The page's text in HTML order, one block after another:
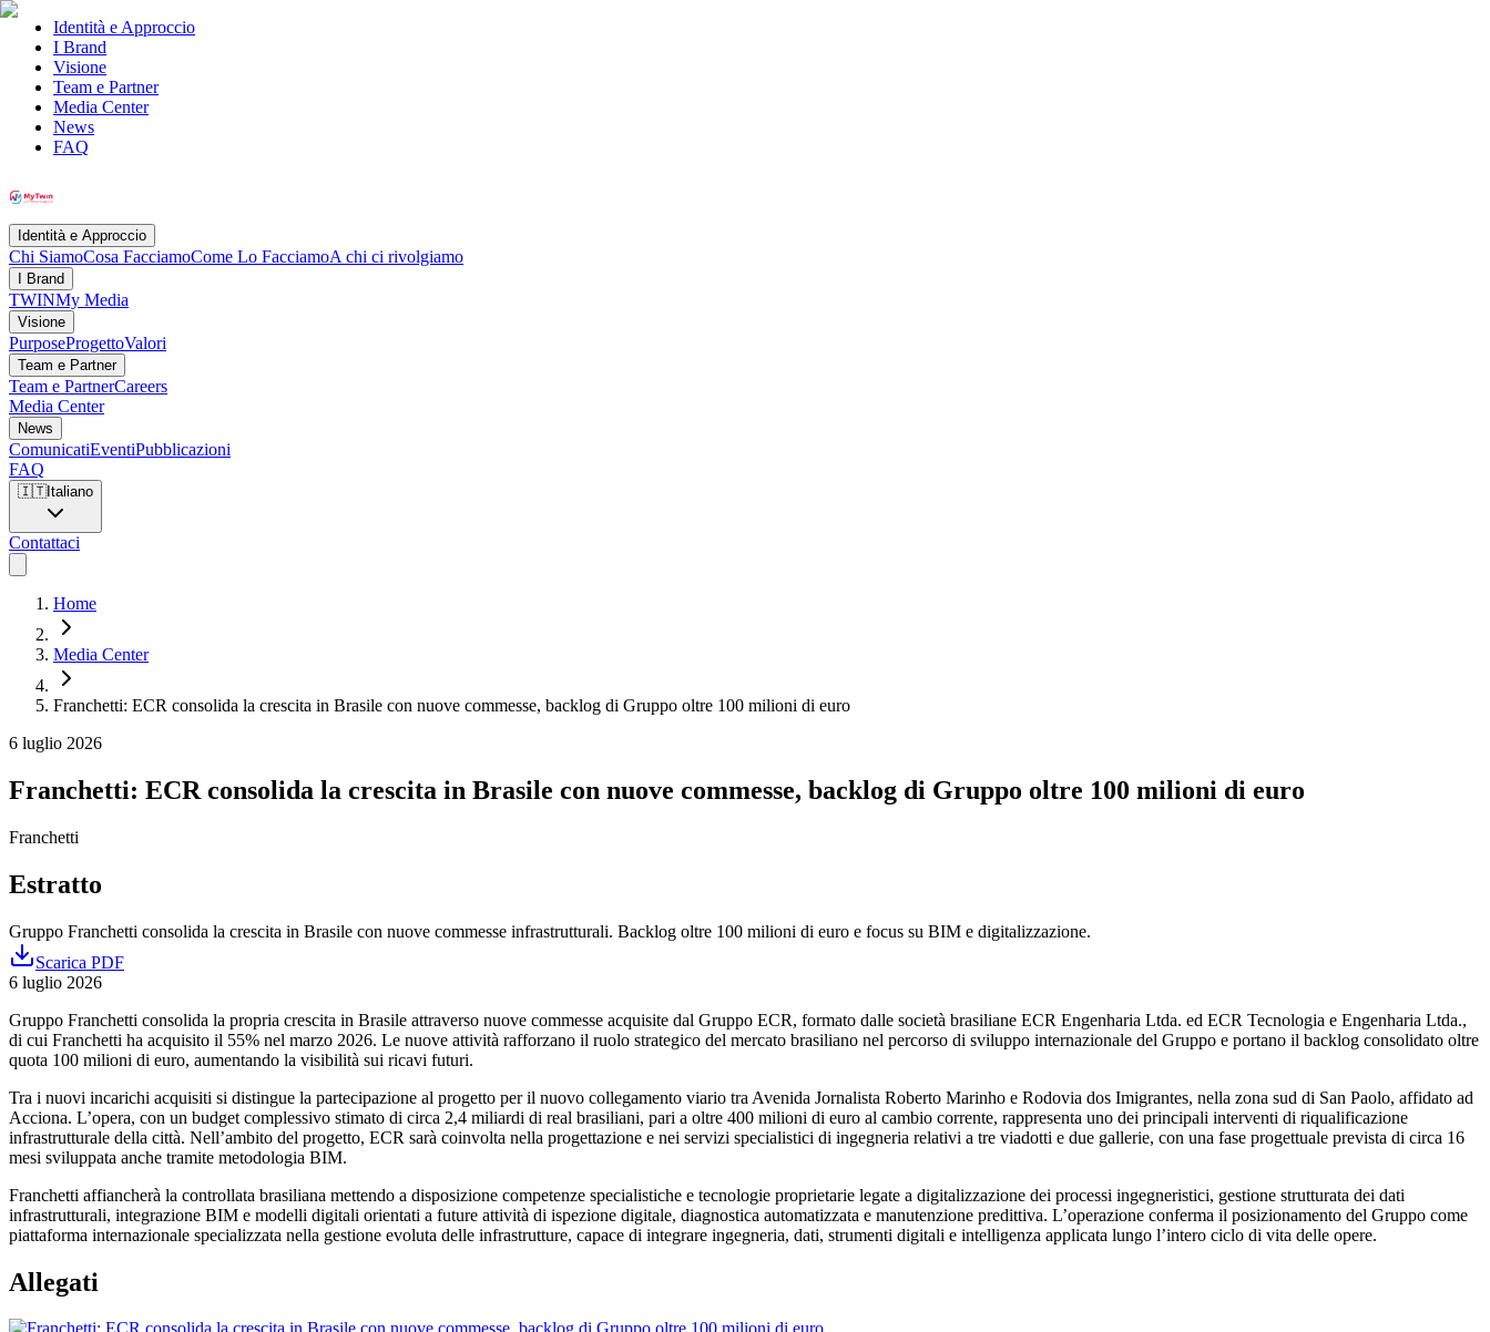
Identità e Approccio
I Brand
Visione
Team e Partner
Media Center
News
FAQ
Identità e Approccio
Chi SiamoCosa FacciamoCome Lo FacciamoA chi ci rivolgiamo
I Brand
TWINMy Media
Visione
PurposeProgettoValori
Team e Partner
Team e PartnerCareers
Media Center
News
ComunicatiEventiPubblicazioni
FAQ
🇮🇹Italiano
Contattaci
Home
Media Center
Franchetti: ECR consolida la crescita in Brasile con nuove commesse, backlog di Gruppo oltre 100 milioni di euro
6 luglio 2026
Franchetti: ECR consolida la crescita in Brasile con nuove commesse, backlog di Gruppo oltre 100 milioni di euro
Franchetti
Estratto
Gruppo Franchetti consolida la crescita in Brasile con nuove commesse infrastrutturali. Backlog oltre 100 milioni di euro e focus su BIM e digitalizzazione.
Scarica PDF
6 luglio 2026
Gruppo Franchetti consolida la propria crescita in Brasile attraverso nuove commesse acquisite dal Gruppo ECR, formato dalle società brasiliane ECR Engenharia Ltda. ed ECR Tecnologia e Engenharia Ltda.,
di cui Franchetti ha acquisito il 55% nel marzo 2026. Le nuove attività rafforzano il ruolo strategico del mercato brasiliano nel percorso di sviluppo internazionale del Gruppo e portano il backlog consolidato oltre
quota 100 milioni di euro, aumentando la visibilità sui ricavi futuri.
Tra i nuovi incarichi acquisiti si distingue la partecipazione al progetto per il nuovo collegamento viario tra Avenida Jornalista Roberto Marinho e Rodovia dos Imigrantes, nella zona sud di San Paolo, affidato ad
Acciona. L’opera, con un budget complessivo stimato di circa 2,4 miliardi di real brasiliani, pari a oltre 400 milioni di euro al cambio corrente, rappresenta uno dei principali interventi di riqualificazione
infrastrutturale della città. Nell’ambito del progetto, ECR sarà coinvolta nella progettazione e nei servizi specialistici di ingegneria relativi a tre viadotti e due gallerie, con una fase progettuale prevista di circa 16
mesi sviluppata anche tramite metodologia BIM.
Franchetti affiancherà la controllata brasiliana mettendo a disposizione competenze specialistiche e tecnologie proprietarie legate a digitalizzazione dei processi ingegneristici, gestione strutturata dei dati
infrastrutturali, integrazione BIM e modelli digitali orientati a future attività di ispezione digitale, diagnostica automatizzata e manutenzione predittiva. L’operazione conferma il posizionamento del Gruppo come
piattaforma internazionale specializzata nella gestione evoluta delle infrastrutture, capace di integrare ingegneria, dati, strumenti digitali e intelligenza applicata lungo l’intero ciclo di vita delle opere.
Allegati